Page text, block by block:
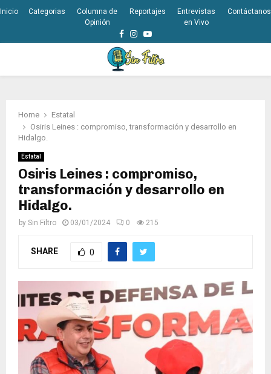
Inicio Categorias
Columna de
Opinión
Reportajes
Entrevistas
en Vivo
Contáctanos
Facebook
Instagram
Youtube
Home
Estatal
Osiris Leines : compromiso, transformación y desarrollo en
Hidalgo.
Estatal
Osiris Leines : compromiso,
transformación y desarrollo en
Hidalgo.
by Sin Filtro 03/01/2024 0 215
SHARE 0